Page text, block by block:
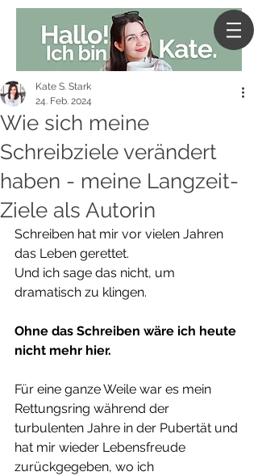
Wie sich meine
Schreibziele verändert
haben - meine Langzeit-
Ziele als Autorin
Kate S. Stark
24. Feb. 2024
Schreiben hat mir vor vielen Jahren
das Leben gerettet.
Und ich sage das nicht, um
dramatisch zu klingen.
Ohne das Schreiben wäre ich heute
nicht mehr hier.
Für eine ganze Weile war es mein
Rettungsring während der
turbulenten Jahre in der Pubertät und
hat mir wieder Lebensfreude
zurückgegeben, wo ich